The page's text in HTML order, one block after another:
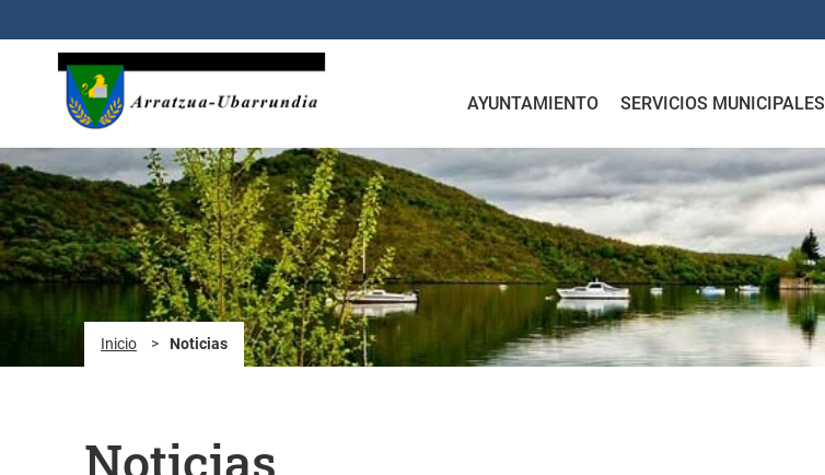
AYUNTAMIENTO SERVICIOS MUNICIPALES
Inicio > Noticias
Noticias